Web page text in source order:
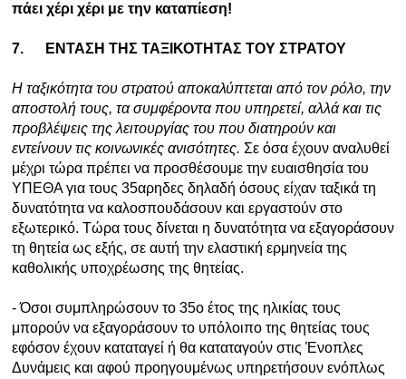
πάει χέρι χέρι με την καταπίεση!
7. ΕΝΤΑΣΗ ΤΗΣ ΤΑΞΙΚΟΤΗΤΑΣ ΤΟΥ ΣΤΡΑΤΟΥ
Η ταξικότητα του στρατού αποκαλύπτεται από τον ρόλο, την
αποστολή τους, τα συμφέροντα που υπηρετεί, αλλά και τις
προβλέψεις της λειτουργίας του που διατηρούν και
εντείνουν τις κοινωνικές ανισότητες. Σε όσα έχουν αναλυθεί
μέχρι τώρα πρέπει να προσθέσουμε την ευαισθησία του
ΥΠΕΘΑ για τους 35αρηδες δηλαδή όσους είχαν ταξικά τη
δυνατότητα να καλοσπουδάσουν και εργαστούν στο
εξωτερικό. Τώρα τους δίνεται η δυνατότητα να εξαγοράσουν
τη θητεία ως εξής, σε αυτή την ελαστική ερμηνεία της
καθολικής υποχρέωσης της θητείας.
- Όσοι συμπληρώσουν το 35ο έτος της ηλικίας τους
μπορούν να εξαγοράσουν το υπόλοιπο της θητείας τους
εφόσον έχουν καταταγεί ή θα καταταγούν στις Ένοπλες
Δυνάμεις και αφού προηγουμένως υπηρετήσουν ενόπλως